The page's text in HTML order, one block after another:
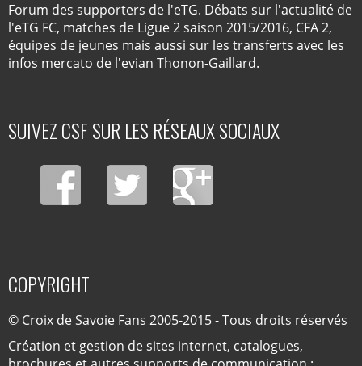
Forum des supporters de l'eTG. Débats sur l'actualité de
l'eTG FC, matches de Ligue 2 saison 2015/2016, CFA 2,
équipes de jeunes mais aussi sur les transferts avec les
infos mercato de l'evian Thonon-Gaillard.
SUIVEZ CSF SUR LES RÉSEAUX SOCIAUX
COPYRIGHT
© Croix de Savoie Fans 2005-2015 - Tous droits réservés
Création et gestion de sites internet, catalogues,